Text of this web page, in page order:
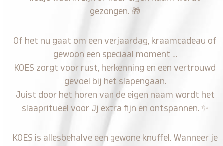
gezongen. 🎁
Of het nu gaat om een verjaardag, kraamcadeau of
gewoon een speciaal moment …
KOES zorgt voor rust, herkenning en een vertrouwd
gevoel bij het slapengaan.
Juist door het horen van de eigen naam wordt het
slaapritueel voor Jj extra fijn en ontspannen. ✨
KOES is allesbehalve een gewone knuffel. Wanneer je